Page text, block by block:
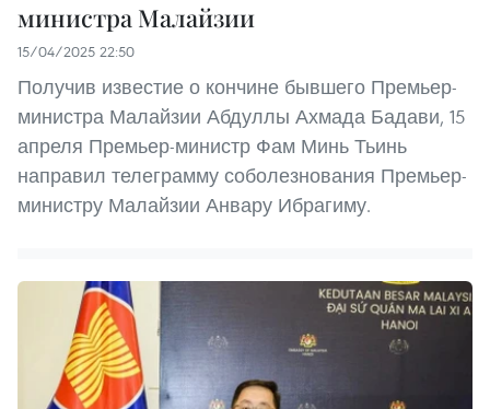
министра Малайзии
15/04/2025 22:50
Получив известие о кончине бывшего Премьер-
министра Малайзии Абдуллы Ахмада Бадави, 15
апреля Премьер-министр Фам Минь Тьинь
направил телеграмму соболезнования Премьер-
министру Малайзии Анвару Ибрагиму.